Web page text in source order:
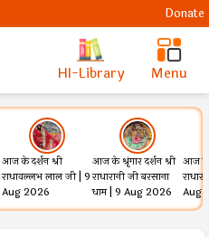
Donate
HI-Library Menu
आज के दर्शन श्री
राधावल्लभ लाल जी | 9
Aug 2026
आज के श्रृंगार दर्शन श्री
राधारानी जी बरसाना
धाम | 9 Aug 2026
आज के
Aug